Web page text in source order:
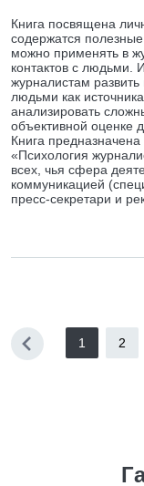
Книга посвящена
содержатся
можно применять в
контактов с
журналистам
людьми как
анализировать
объективной оценке
Книга
«Психология
всех, чья сфера
коммуникацией
пресс-секретари и
1 2